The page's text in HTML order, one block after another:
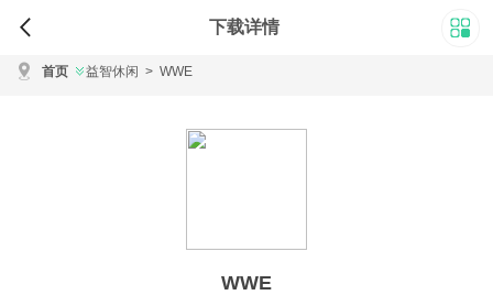
下载详情
首页 益智休闲 > WWE
WWE